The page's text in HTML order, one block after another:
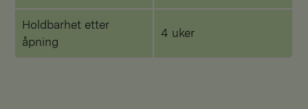
Holdbarhet etter
åpning
4 uker